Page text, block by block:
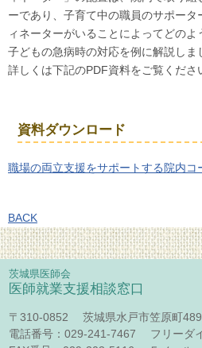
ーであり、子育て中の職員のサポー
ィネーターがいることによってどの
子どもの急病時の対応を例に解説しま
詳しくは下記のPDF資料をご覧くださ
資料ダウンロード
職場の両立支援をサポートする院内コ
BACK
茨城県医師会
医師就業支援相談窓口
〒310-0852 茨城県水戸市笠原町489
電話番号：029-241-7467 フリーダ